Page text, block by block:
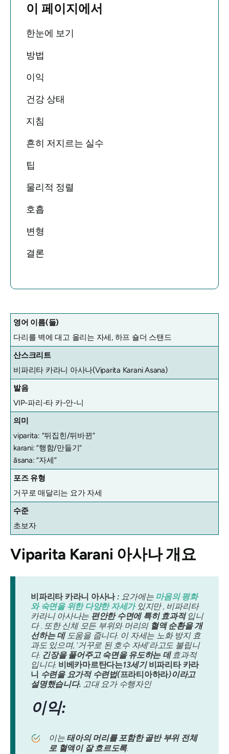
이 페이지에서
한눈에 보기
방법
이익
건강 상태
지침
흔히 저지르는 실수
팁
물리적 정렬
호흡
변형
결론
영어 이름(들)
다리를 벽에 대고 올리는 자세, 하프 숄더 스탠드
산스크리트
비파리타 카라니 아사나(Viparita Karani Asana)
발음
VIP-파리-타 카-안-니
의미
viparita: “뒤집힌/뒤바뀐”
karani: “행함/만들기”
āsana: “자세”
포즈 유형
거꾸로 매달리는 요가 자세
수준
초보자
Viparita Karani 아사나개요
비파리타 카라니 아사나 : 요가에는 마음의 평화
와 숙면을 위한 다양한 자세가있지만 , 비파리타
카라니 아사나는 편안한 수면에 특히 효과적입니
다 . 또한 신체 모든 부위와 머리의 혈액 순환을 개
선하는 데도움을 줍니다. 이 자세는 노화 방지 효
과도 있으며, '거꾸로 된 호수 자세'라고도 불립니
다. 긴장을 풀어주고 숙면을 유도하는 데효과적
입니다. 비베카마르탄다는13세기 비파리타 카라
니 수련을 요가적 수련법(프라티아하라)이라고
설명했습니다. 고대 요가 수행자인
이익:
이는 태아의 머리를 포함한 골반 부위 전체
로 혈액이 잘 흐르도록.